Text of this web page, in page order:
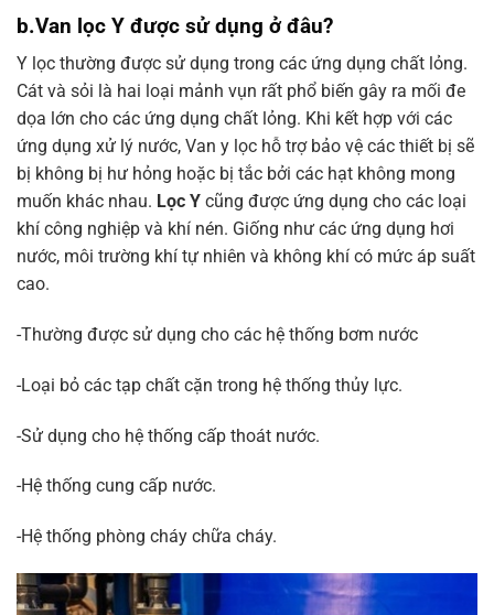
b.Van lọc Y được sử dụng ở đâu?
Y lọc thường được sử dụng trong các ứng dụng chất lỏng.
Cát và sỏi là hai loại mảnh vụn rất phổ biến gây ra mối đe
dọa lớn cho các ứng dụng chất lỏng. Khi kết hợp với các
ứng dụng xử lý nước, Van y lọc hỗ trợ bảo vệ các thiết bị sẽ
bị không bị hư hỏng hoặc bị tắc bởi các hạt không mong
muốn khác nhau. Lọc Y cũng được ứng dụng cho các loại
khí công nghiệp và khí nén. Giống như các ứng dụng hơi
nước, môi trường khí tự nhiên và không khí có mức áp suất
cao.
-Thường được sử dụng cho các hệ thống bơm nước
-Loại bỏ các tạp chất cặn trong hệ thống thủy lực.
-Sử dụng cho hệ thống cấp thoát nước.
-Hệ thống cung cấp nước.
-Hệ thống phòng cháy chữa cháy.